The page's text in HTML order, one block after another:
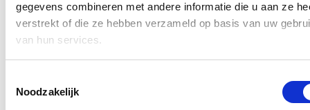
gegevens combineren met andere informatie die u aan ze
verstrekt of die ze hebben verzameld op basis van uw
van hun services.
Noodzakelijk
03/06/26
De Vlaamse Regering heeft op voorstel van Vlaams minister
Een van de belangrijkste wijzigingen is de
hervorming van de retributie: meer inburgeraars zullen